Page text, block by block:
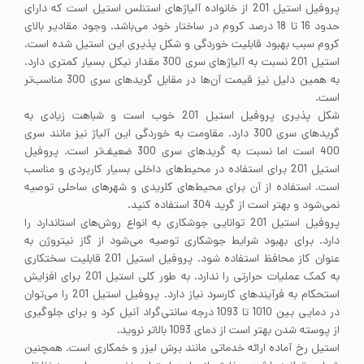
پروفیل استیل 201 از خانواده آلیاژهای استنلس استیل است که دارای
حدود 16 تا 18 درصد کروم در ساختار خود می‌باشد. وجود مقادیر بالای
کروم سبب بهبود قابلیت خوردگی و شکل پذیری این استیل شده است.
استیل 201 نسبت به آلیاژهای سری 300 مقدار نیکل بسیار کمتری دارد.
به همین دلیل نیز قیمت آن‌ها در مقابل گریدهای سری 300 مناسب‌تر
است.
شکل پذیری پروفیل استیل 201 خوب است و شباهت زیادی به
گریدهای سری 300 دارد. مقاومت به خوردگی این آلیاژ نیز مانند سری
400 است اما نسبت به گریدهای سری 300 ضعیف‌تر است. پروفیل
استیل 201 برای استفاده در محیط‌های داخلی بسیار کاربردی و مناسب
است. استفاده از آن برای محیط‌های کلریدی و شهرهای ساحلی توصیه
نمی‌شود و بهتر است از گرید 304 استفاده کنید.
پروفیل استیل 201 توانایی جوشکاری به انواع روش‌های استاندارد را
دارد. برای بهبود شرایط جوشکاری توصیه می‌شود از گاز نیتروژن به
عنوان کاز محافظ استفاده شود. پروفیل استیل 201 قابلیت سختکاری
به کمک عملیات حرارتی را ندارد. به طور کلی استیل 201 برای افزایش
استحکام به فرآیندهای کارسرد نیاز دارد. پروفیل استیل 201 را می‌توان
در دمایی بین 1010 تا 1093 درجه سانتی‌گراد آنیل کرد و برای جلوگیری
از پوسته شدن بهتر است از دمای 1093 بالاتر نروید.
استیل رخ آماده ارائه خدماتی مانند برش لیزر و خمکاری است. همچنین